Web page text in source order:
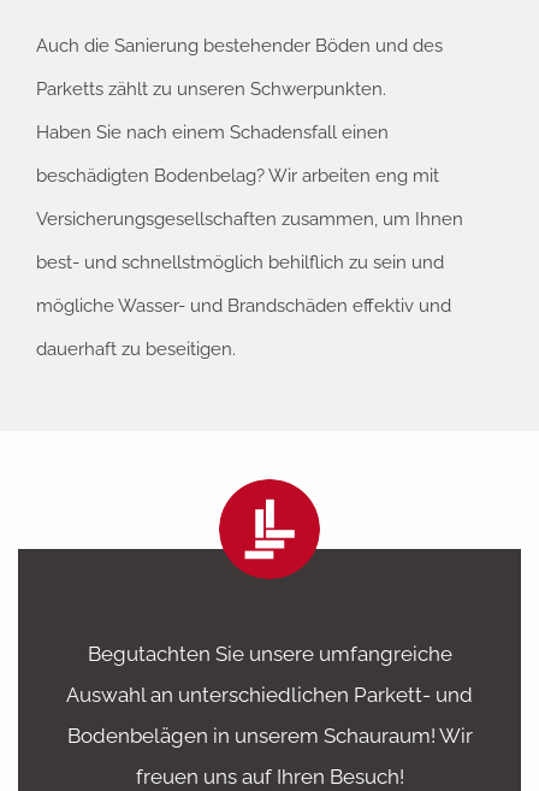
Auch die Sanierung bestehender Böden und des
Parketts zählt zu unseren Schwerpunkten.
Haben Sie nach einem Schadensfall einen
beschädigten Bodenbelag? Wir arbeiten eng mit
Versicherungsgesellschaften zusammen, um Ihnen
best- und schnellstmöglich behilflich zu sein und
mögliche Wasser- und Brandschäden effektiv und
dauerhaft zu beseitigen.
Begutachten Sie unsere umfangreiche
Auswahl an unterschiedlichen Parkett- und
Bodenbelägen in unserem Schauraum! Wir
freuen uns auf Ihren Besuch!